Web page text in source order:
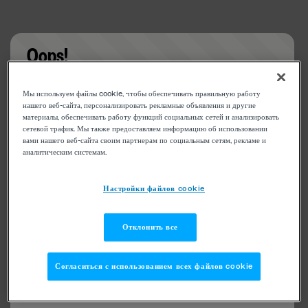
Oops!
Something went wrong. Please try refreshing the
app
Мы используем файлы cookie, чтобы обеспечивать правильную работу
нашего веб-сайта, персонализировать рекламные объявления и другие
материалы, обеспечивать работу функций социальных сетей и анализировать
сетевой трафик. Мы также предоставляем информацию об использовании
вами нашего веб-сайта своим партнерам по социальным сетям, рекламе и
аналитическим системам.
Настройки файлов cookie
Отклонить все
Согласиться с использованием всех файлов cookie